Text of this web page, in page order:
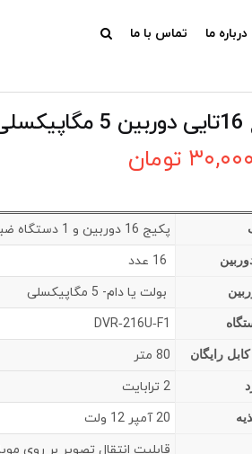
درباره ما تماس با ما
تومان
پکیج 16 دوربین و 1 دستگاه ضبط 16 کاناله هایلوک
بولت یا دام- 5 مگاپیکسلی
DVR‐216U‐F1
رایگان 80 متر
2 ترابایت
20 آمپر 12 ولت
قابلیت انتقال تصویر بر روی